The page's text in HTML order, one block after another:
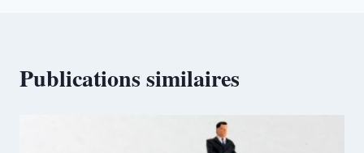
Publications similaires